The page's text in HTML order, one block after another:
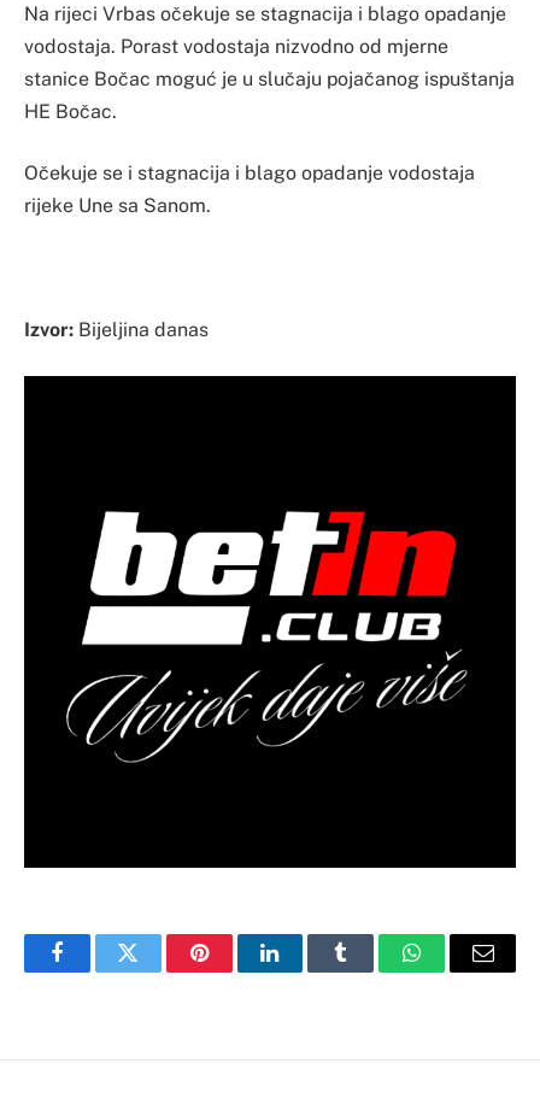
Na rijeci Vrbas očekuje se stagnacija i blago opadanje
vodostaja. Porast vodostaja nizvodno od mjerne
stanice Bočac moguć je u slučaju pojačanog ispuštanja
HE Bočac.
Očekuje se i stagnacija i blago opadanje vodostaja
rijeke Une sa Sanom.
Izvor: Bijeljina danas
FacebookTwitter PinterestLinkedInTumblr WhatsAppEmail